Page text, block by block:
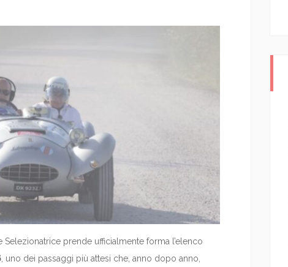
prende ufficialmente forma l’elenco
, uno dei passaggi più attesi che, anno dopo anno,